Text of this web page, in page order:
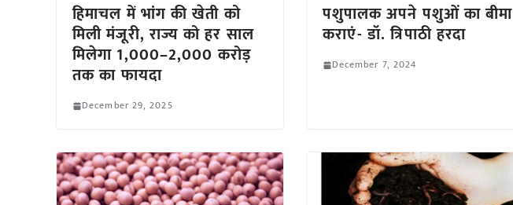
हिमाचल में भांग की खेती को
मिली मंजूरी, राज्य को हर साल
मिलेगा 1,000–2,000 करोड़
तक का फायदा
December 29, 2025
पशुपालक अपने पशुओं का बीमा
कराएं- डॉ. त्रिपाठी हरदा
December 7, 2024